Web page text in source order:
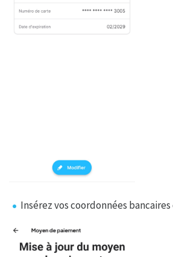
Insérez vos coordonnées